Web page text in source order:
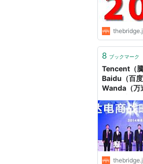
8 ブックマーク
Tencent（
Baidu（百
Wanda（万
独占してい
巴巴）に挑